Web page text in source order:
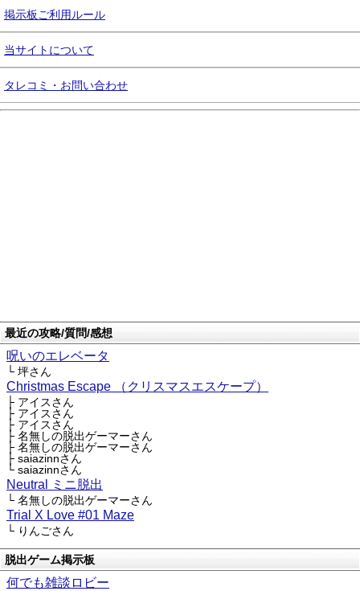
掲示板ご利用ルール
当サイトについて
タレコミ・お問い合わせ
最近の攻略/質問/感想
呪いのエレベータ
└ 坪さん
Christmas Escape （クリスマスエスケープ）
├ アイスさん
├ アイスさん
├ アイスさん
├ 名無しの脱出ゲーマーさん
├ 名無しの脱出ゲーマーさん
├ saiazinnさん
└ saiazinnさん
Neutral ミニ脱出
└ 名無しの脱出ゲーマーさん
Trial X Love #01 Maze
└ りんごさん
脱出ゲーム掲示板
何でも雑談ロビー